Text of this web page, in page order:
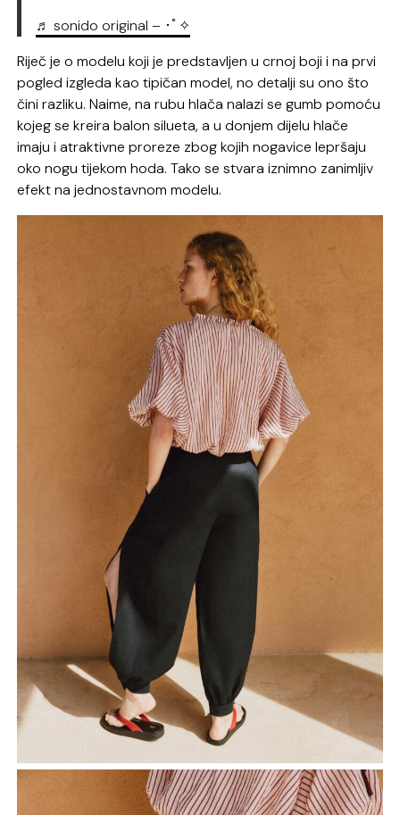
♬ sonido original – ･ﾟ✧
Riječ je o modelu koji je predstavljen u crnoj boji i na prvi
pogled izgleda kao tipičan model, no detalji su ono što
čini razliku. Naime, na rubu hlača nalazi se gumb pomoću
kojeg se kreira balon silueta, a u donjem dijelu hlače
imaju i atraktivne proreze zbog kojih nogavice lepršaju
oko nogu tijekom hoda. Tako se stvara iznimno zanimljiv
efekt na jednostavnom modelu.